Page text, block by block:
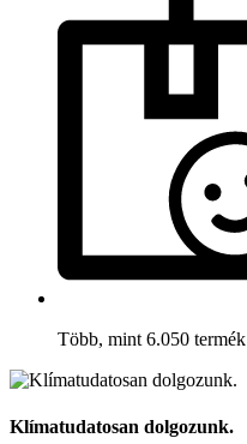
Több, mint 6.050 termék
Klímatudatosan dolgozunk.